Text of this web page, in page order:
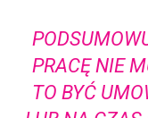
PRACĘ NIE
TO BYĆ